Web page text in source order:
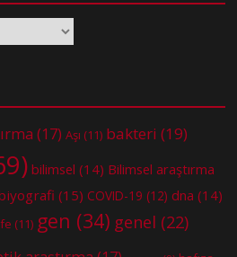
(17) Aşı (11) bakteri (19)
bilimsel (14) Bilimsel araştırma
(15) COVID-19 (12) dna (14)
(11) gen (34) genel (22)